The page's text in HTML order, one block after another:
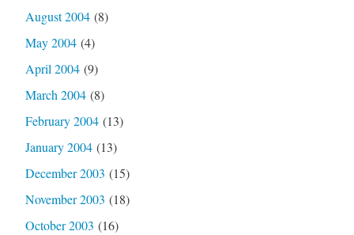
August 2004(8)
May 2004(4)
April 2004(9)
March 2004(8)
February 2004(13)
January 2004(13)
December 2003 (15)
November 2003 (18)
October 2003 (16)